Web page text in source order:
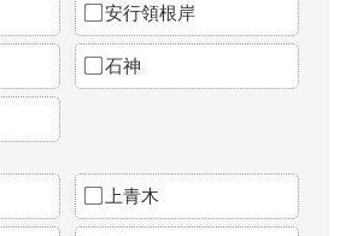
安行領根岸
石神
上青木